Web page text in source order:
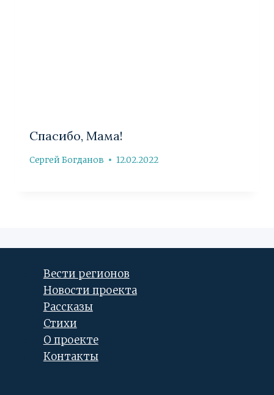
Спасибо, Мама!
Сергей Богданов 12.02.2022
Вести регионов
Новости проекта
Рассказы
Стихи
О проекте
Контакты